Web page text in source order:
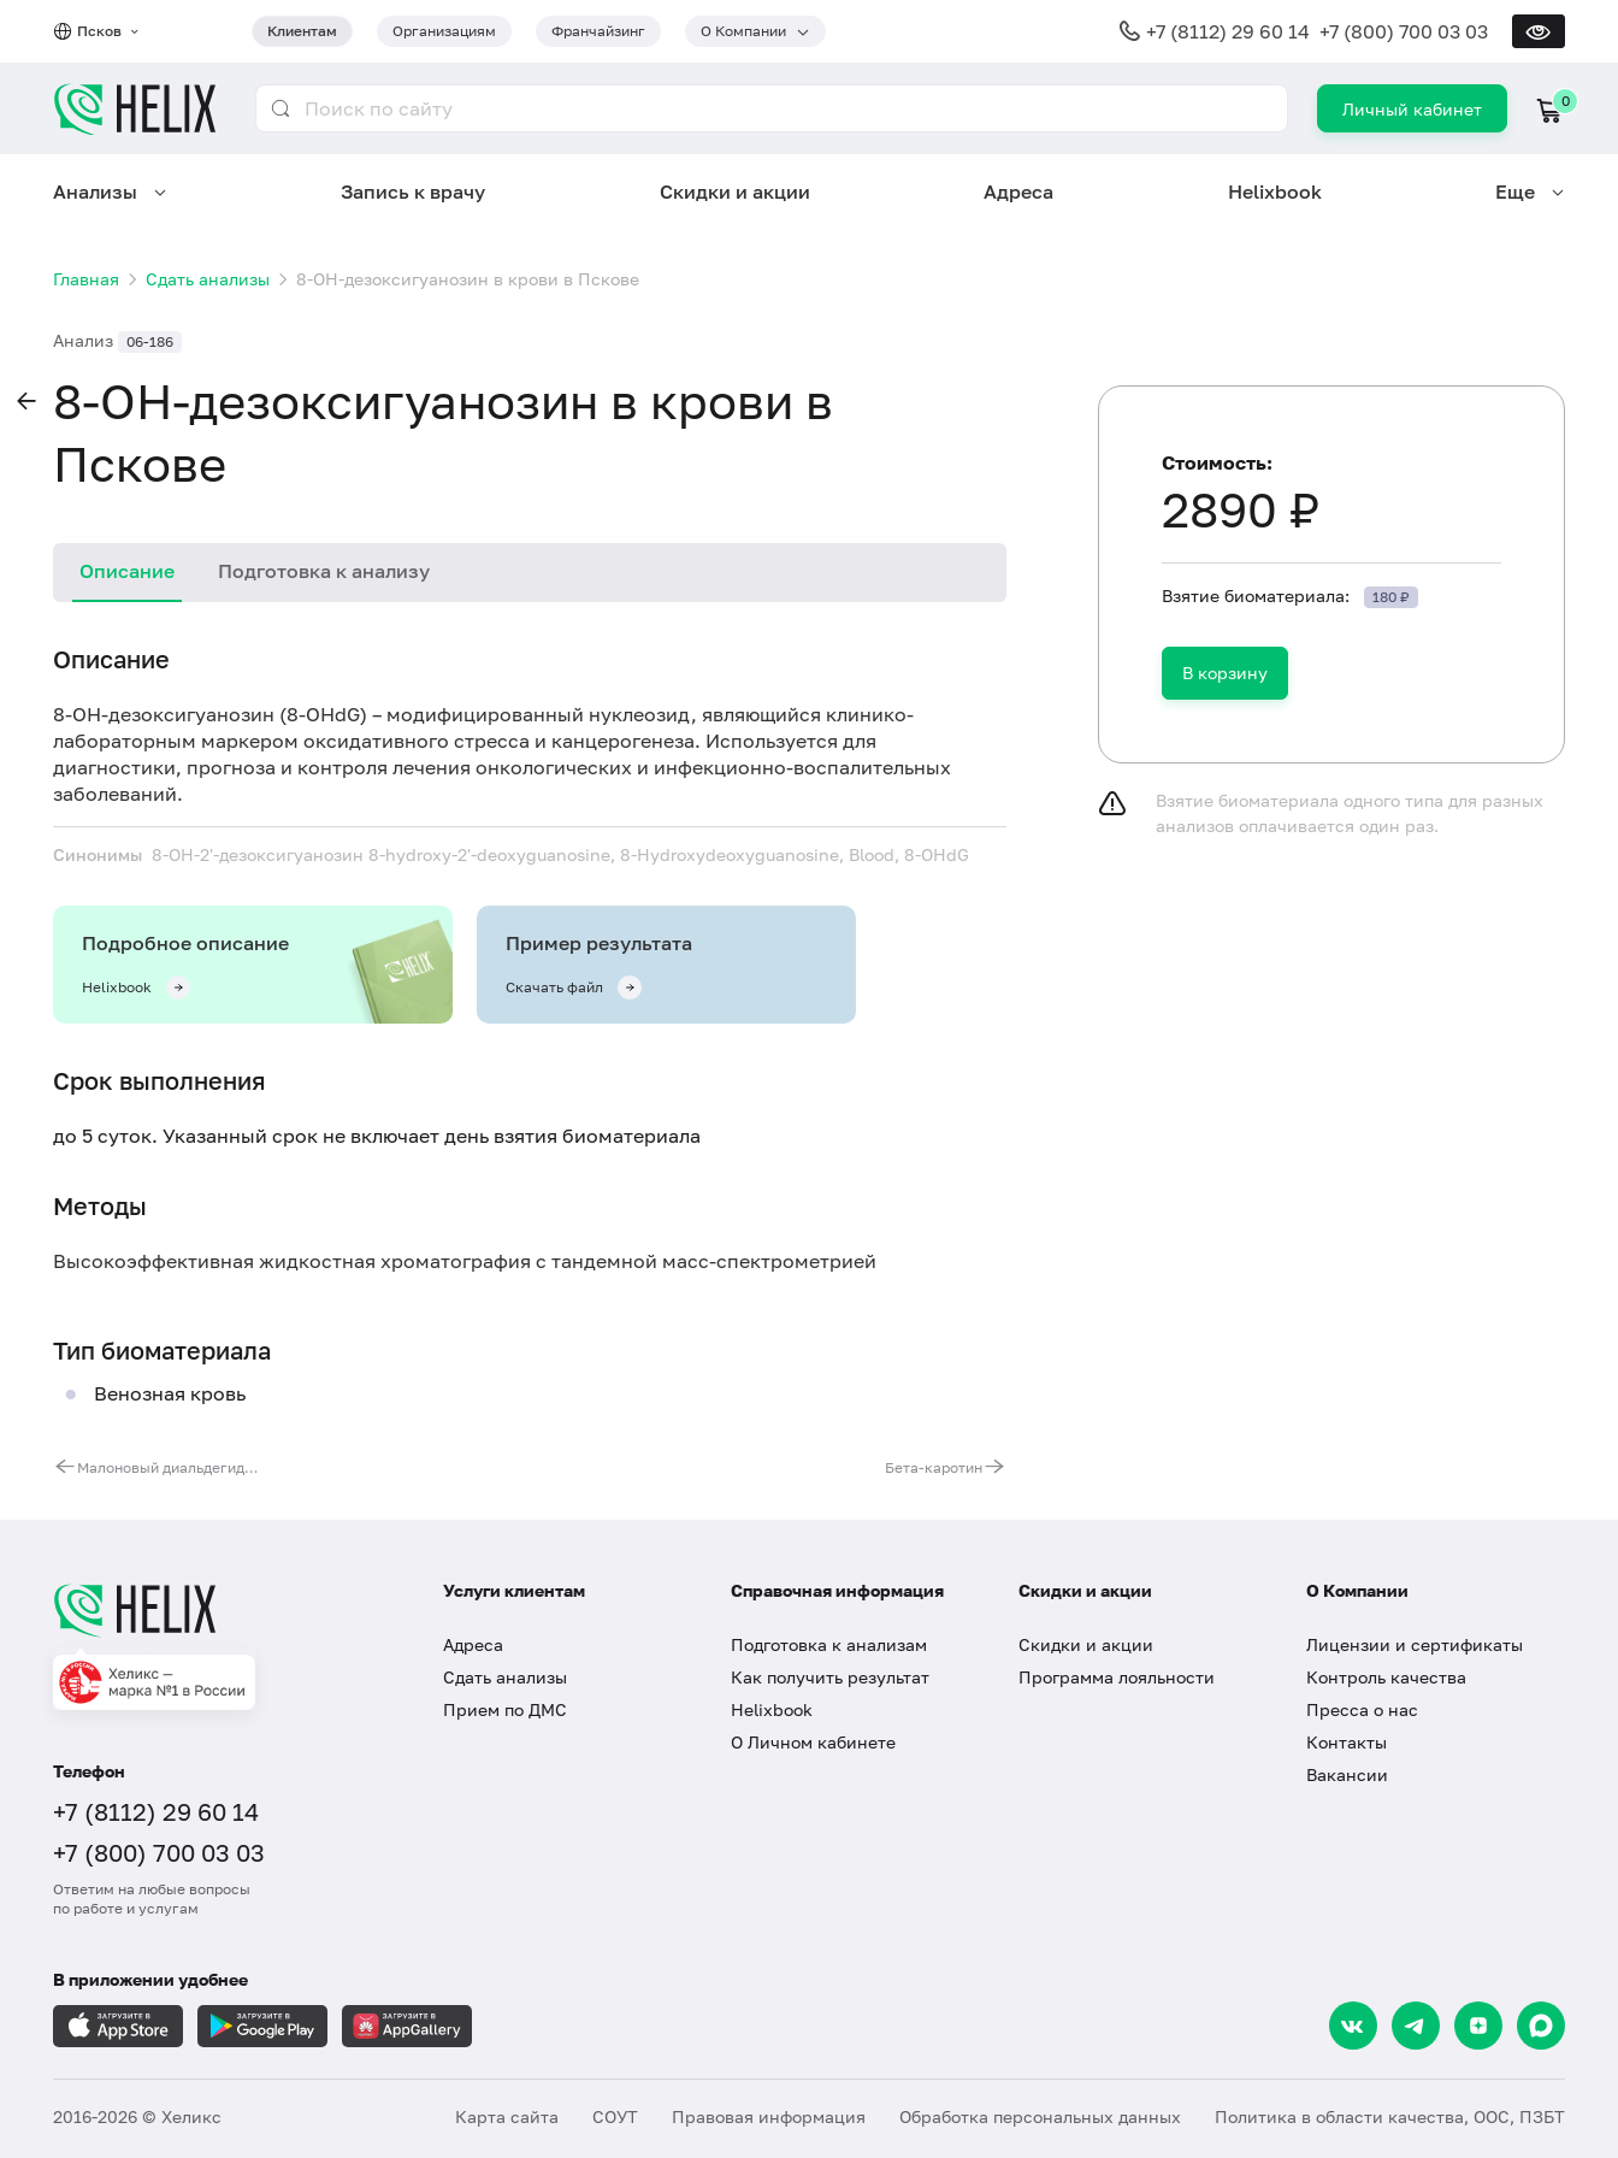
Псков Клиентам Организациям Франчайзинг О Компании +7 (8112) 29 60 14 +7 (800) 700 03 03
Личный кабинет 0
Анализы Запись к врачу Скидки и акции Адреса Helixbook Еще
Главная Сдать анализы 8-ОН-дезоксигуанозин в крови в Пскове
Анализ 06-186
8-ОН-дезоксигуанозин в крови в
Пскове
Описание Подготовка к анализу
Описание
8-OH-дезоксигуанозин (8-OHdG) – модифицированный нуклеозид, являющийся клинико-
лабораторным маркером оксидативного стресса и канцерогенеза. Используется для
диагностики, прогноза и контроля лечения онкологических и инфекционно-воспалительных
заболеваний.
Синонимы 8-ОН-2'-дезоксигуанозин 8-hydroxy-2'-deoxyguanosine, 8-Hydroxydeoxyguanosine, Blood, 8-OHdG
Подробное описание
Helixbook
Пример результата
Скачать файл
Срок выполнения
до 5 суток. Указанный срок не включает день взятия биоматериала
Методы
Высокоэффективная жидкостная хроматография с тандемной масс-спектрометрией
Тип биоматериала
Венозная кровь
Малоновый диальдегид в крови Бета-каротин
Детям в возрасте до 1 года не принимать пищу в течение
Не принимать пищу в течение 2-3 часов до
Не курить в течение 30 минут до исследования.
Стоимость:
2890 ₽
Взятие биоматериала: 180 ₽
В корзину
Взятие биоматериала одного типа для разных
анализов оплачивается один раз.
Телефон
+7 (8112) 29 60 14
+7 (800) 700 03 03
Ответим на любые вопросы
по работе и услугам
Услуги клиентам
Адреса
Сдать анализы
Прием по ДМС
Справочная информация
Подготовка к анализам
Как получить результат
Helixbook
О Личном кабинете
Скидки и акции
Скидки и акции
Программа лояльности
О Компании
Лицензии и сертификаты
Контроль качества
Пресса о нас
Контакты
Вакансии
В приложении удобнее
2016-2026 © Хеликс Карта сайта СОУТ Правовая информация Обработка персональных данных Политика в области качества, ООС, ПЗБТ